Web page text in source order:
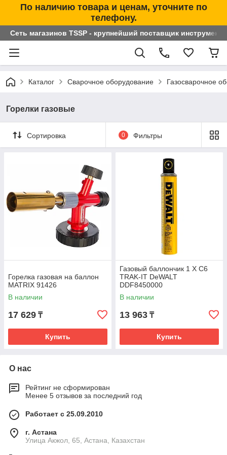
По наличию товара и ценам, уточните по
телефону.
Сеть магазинов TSSP - крупнейший поставщик
Каталог Сварочное оборудование Газосварочное
Горелки газовые
Сортировка 0 Фильтры
Горелка газовая на баллон
MATRIX 91426
В наличии
17 629 ₸
Купить
Газовый баллончик 1 X C6
TRAK-IT DeWALT
DDF8450000
В наличии
13 963 ₸
Купить
О нас
Рейтинг не сформирован
Менее 5 отзывов за последний год
Работает с 25.09.2010
г. Астана
Улица Акжол, 65, Астана, Казахстан